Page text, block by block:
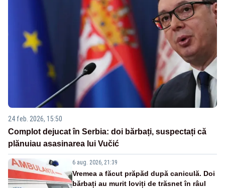
24 feb. 2026, 15:50
Complot dejucat în Serbia: doi bărbați, suspectați că
plănuiau asasinarea lui Vučić
6 aug. 2026, 21:39
Vremea a făcut prăpăd după caniculă. Doi
bărbați au murit loviți de trăsnet în râul